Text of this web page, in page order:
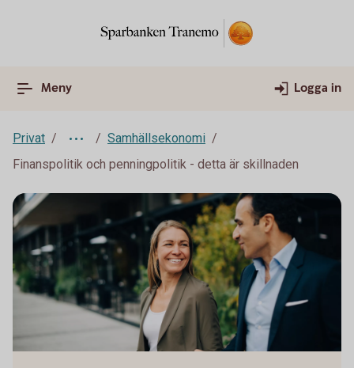
Meny Logga in
Privat
Samhällsekonomi
Finanspolitik och penningpolitik - detta är skillnaden